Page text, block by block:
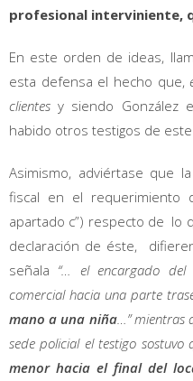
profesional interviniente,
En este orden de ideas,
esta defensa el hecho que,
clientes y siendo González
habido otros testigos de
Asimismo, adviértase que
fiscal en el requerimiento
apartado c”) respecto de
declaración de éste,
señala “… el encargado
comercial hacia una parte
mano a una niña…” mientras
sede policial el testigo
menor hacia el final del